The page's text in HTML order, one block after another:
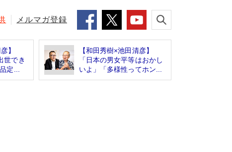
メルマガ登録
】
世でき
定...
【和田秀樹×池田清彦】
「日本の男女平等はおかし
いよ」「多様性ってホン...